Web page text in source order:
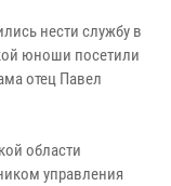
нести службу в
юноши посетили
отец Павел
области
управления